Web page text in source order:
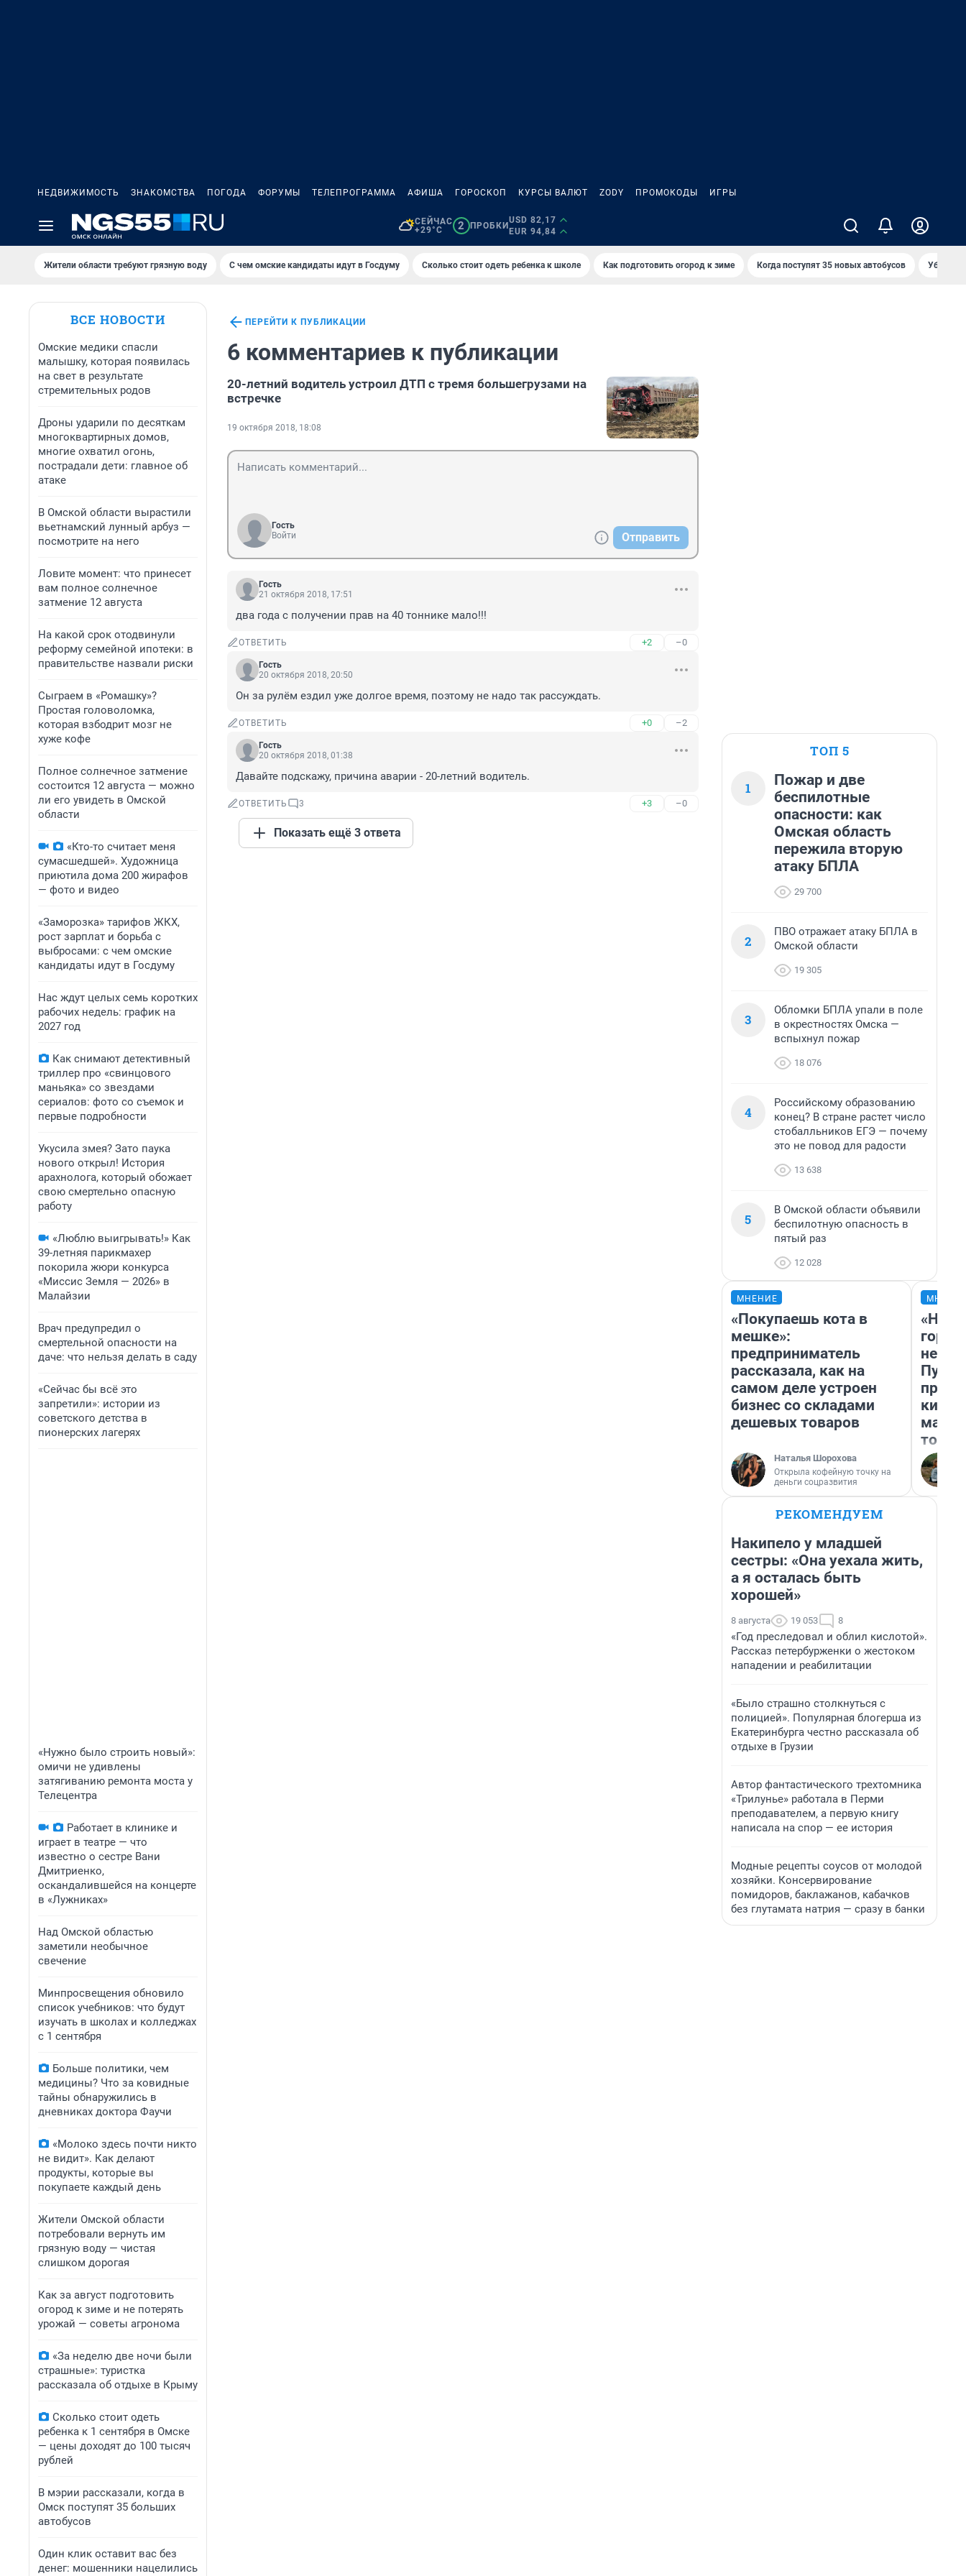
НЕДВИЖИМОСТЬ ЗНАКОМСТВА ПОГОДА ФОРУМЫ ТЕЛЕПРОГРАММА АФИША ГОРОСКОП КУРСЫ ВАЛЮТ ZODY ПРОМОКОДЫ ИГРЫ
СЕЙЧАС
+29°C
2 ПРОБКИ
USD 82,17
EUR 94,84
Жители области требуют грязную воду С чем омские кандидаты идут в Госдуму Сколько стоит одеть ребенка к школе Как подготовить огород к зиме Когда поступят 35 новых автобусов Убийца
ВСЕ НОВОСТИ
Омские медики спасли
малышку, которая появилась
на свет в результате
стремительных родов
Дроны ударили по десяткам
многоквартирных домов,
многие охватил огонь,
пострадали дети: главное об
атаке
В Омской области вырастили
вьетнамский лунный арбуз —
посмотрите на него
Ловите момент: что принесет
вам полное солнечное
затмение 12 августа
На какой срок отодвинули
реформу семейной ипотеки: в
правительстве назвали риски
Сыграем в «Ромашку»?
Простая головоломка,
которая взбодрит мозг не
хуже кофе
Полное солнечное затмение
состоится 12 августа — можно
ли его увидеть в Омской
области
«Кто-то считает меня
сумасшедшей». Художница
приютила дома 200 жирафов
— фото и видео
«Заморозка» тарифов ЖКХ,
рост зарплат и борьба с
выбросами: с чем омские
кандидаты идут в Госдуму
Нас ждут целых семь коротких
рабочих недель: график на
2027 год
Как снимают детективный
триллер про «свинцового
маньяка» со звездами
сериалов: фото со съемок и
первые подробности
Укусила змея? Зато паука
нового открыл! История
арахнолога, который обожает
свою смертельно опасную
работу
«Люблю выигрывать!» Как
39-летняя парикмахер
покорила жюри конкурса
«Миссис Земля — 2026» в
Малайзии
Врач предупредил о
смертельной опасности на
даче: что нельзя делать в саду
«Сейчас бы всё это
запретили»: истории из
советского детства в
пионерских лагерях
«Нужно было строить новый»:
омичи не удивлены
затягиванию ремонта моста у
Телецентра
Работает в клинике и
играет в театре — что
известно о сестре Вани
Дмитриенко,
оскандалившейся на концерте
в «Лужниках»
Над Омской областью
заметили необычное
свечение
Минпросвещения обновило
список учебников: что будут
изучать в школах и колледжах
с 1 сентября
Больше политики, чем
медицины? Что за ковидные
тайны обнаружились в
дневниках доктора Фаучи
«Молоко здесь почти никто
не видит». Как делают
продукты, которые вы
покупаете каждый день
Жители Омской области
потребовали вернуть им
грязную воду — чистая
слишком дорогая
Как за август подготовить
огород к зиме и не потерять
урожай — советы агронома
«За неделю две ночи были
страшные»: туристка
рассказала об отдыхе в Крыму
Сколько стоит одеть
ребенка к 1 сентября в Омске
— цены доходят до 100 тысяч
рублей
В мэрии рассказали, когда в
Омск поступят 35 больших
автобусов
Один клик оставит вас без
денег: мошенники нацелились
ПЕРЕЙТИ К ПУБЛИКАЦИИ
6 комментариев к публикации
20-летний водитель устроил ДТП с тремя большегрузами на
встречке
19 октября 2018, 18:08
Гость
Войти
Отправить
Гость
21 октября 2018, 17:51
два года с получении прав на 40 тоннике мало!!!
ОТВЕТИТЬ +2 –0
Гость
20 октября 2018, 20:50
Он за рулём ездил уже долгое время, поэтому не надо так рассуждать.
ОТВЕТИТЬ +0 –2
Гость
20 октября 2018, 01:38
Давайте подскажу, причина аварии - 20-летний водитель.
ОТВЕТИТЬ 3 +3 –0
Показать ещё 3 ответа
ТОП 5
1
Пожар и две
беспилотные
опасности: как
Омская область
пережила вторую
атаку БПЛА
29 700
2
ПВО отражает атаку БПЛА в
Омской области
19 305
3
Обломки БПЛА упали в поле
в окрестностях Омска —
вспыхнул пожар
18 076
4
Российскому образованию
конец? В стране растет число
стобалльников ЕГЭ — почему
это не повод для радости
13 638
5
В Омской области объявили
беспилотную опасность в
пятый раз
12 028
МНЕНИЕ
«Покупаешь кота в
мешке»:
предприниматель
рассказала, как на
самом деле устроен
бизнес со складами
дешевых товаров
Наталья Шорохова
Открыла кофейную точку на
деньги соцразвития
«Нет
того
РЕКОМЕНДУЕМ
Накипело у младшей
сестры: «Она уехала жить,
а я осталась быть
хорошей»
8 августа 19 053 8
«Год преследовал и облил кислотой».
Рассказ петербурженки о жестоком
нападении и реабилитации
«Было страшно столкнуться с
полицией». Популярная блогерша из
Екатеринбурга честно рассказала об
отдыхе в Грузии
Автор фантастического трехтомника
«Трилунье» работала в Перми
преподавателем, а первую книгу
написала на спор — ее история
Модные рецепты соусов от молодой
хозяйки. Консервирование
помидоров, баклажанов, кабачков
без глутамата натрия — сразу в банки